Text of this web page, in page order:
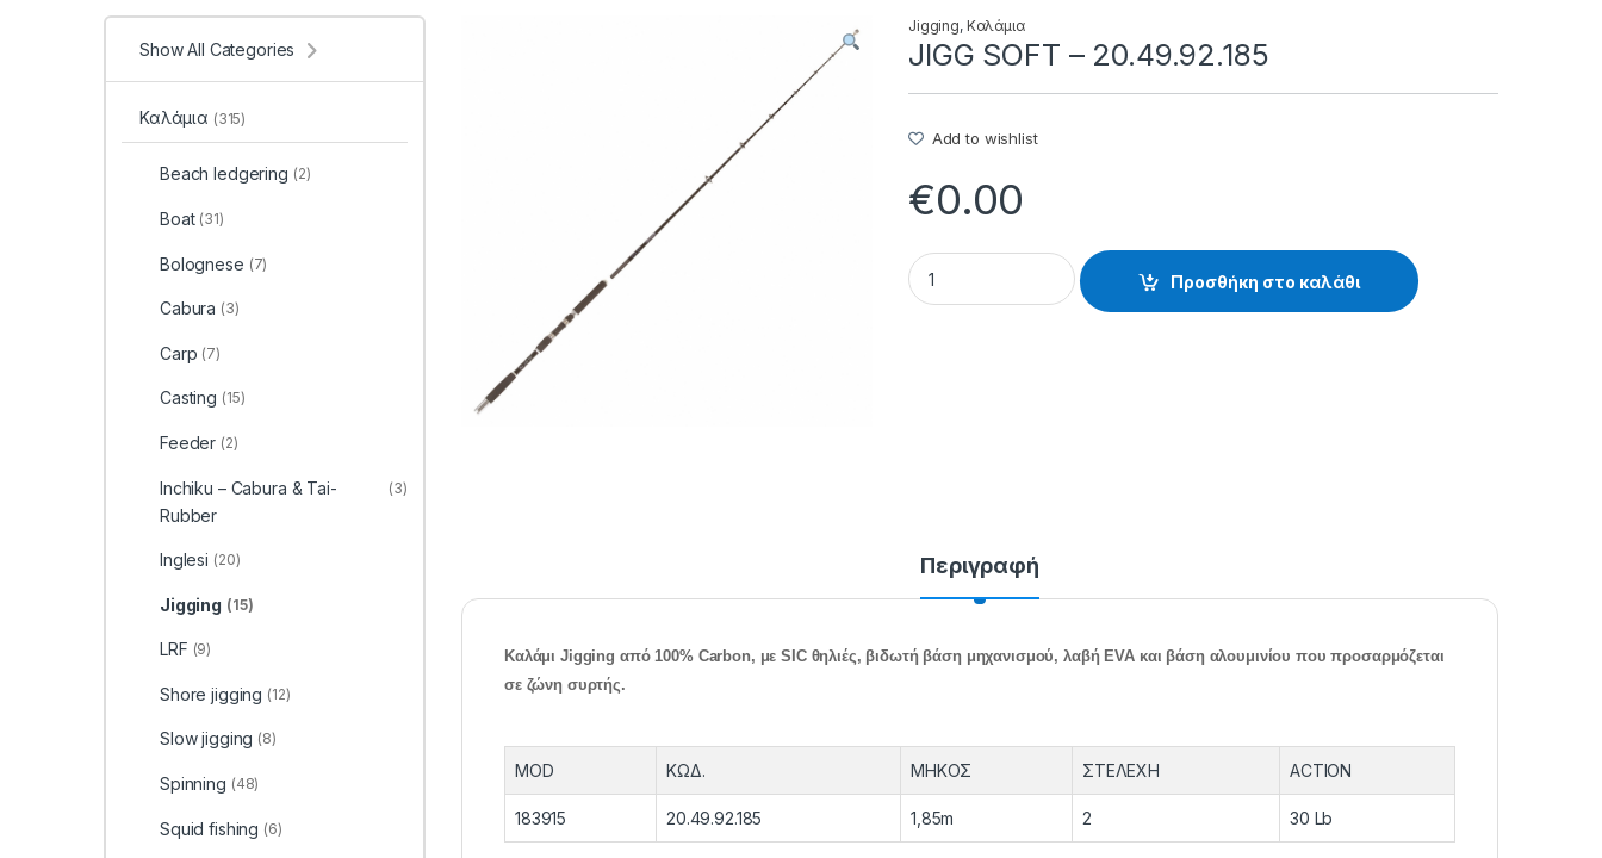
Jigging, Καλάμια
JIGG SOFT – 20.49.92.185
Add to wishlist
€0.00
JIGG SOFT - 20.49.92.185 quantity
Προσθήκη στο καλάθι
Περιγραφή
Καλάμι Jigging από 100% Carbon, με SIC θηλιές, βιδωτή βάση μηχανισμού, λαβή EVA και βάση αλουμινίου που προσαρμόζεται
σε ζώνη συρτής.
MOD ΚΩΔ. ΜΗΚΟΣ ΣΤΕΛΕΧΗ ACTION
183915 20.49.92.185 1,85m 2 30 Lb
Show All Categories
Καλάμια (315)
Beach ledgering (2)
Boat (31)
Bolognese (7)
Cabura (3)
Carp (7)
Casting (15)
Feeder (2)
Inchiku – Cabura & Tai-
Rubber
(3)
Inglesi (20)
Jigging (15)
LRF (9)
Shore jigging (12)
Slow jigging (8)
Spinning (48)
Squid fishing (6)